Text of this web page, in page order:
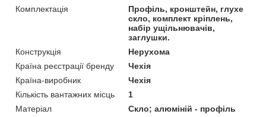
Комплектація
Профіль, кронштейн, глухе
скло, комплект кріплень,
набір ущільнювачів,
заглушки.
Конструкція
Нерухома
Країна реєстрації бренду
Чехія
Країна-виробник
Чехія
Кількість вантажних місць
1
Матеріал
Скло; алюміній - профіль